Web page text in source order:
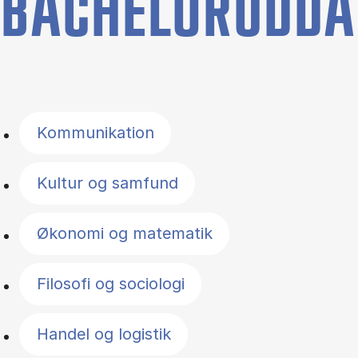
Kommunikation
Kultur og samfund
Økonomi og matematik
Filosofi og sociologi
Handel og logistik